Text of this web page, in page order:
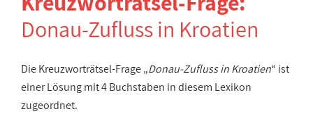
Donau-Zufluss in Kroatien
Die Kreuzworträtsel-Frage „Donau-Zufluss in Kroatien“ ist
einer Lösung mit 4 Buchstaben in diesem Lexikon
zugeordnet.